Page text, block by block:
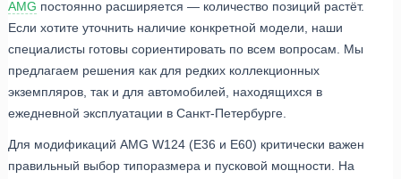
AMG постоянно расширяется — количество позиций растёт.
Если хотите уточнить наличие конкретной модели, наши
специалисты готовы сориентировать по всем вопросам. Мы
предлагаем решения как для редких коллекционных
экземпляров, так и для автомобилей, находящихся в
ежедневной эксплуатации в Санкт-Петербурге.
Для модификаций AMG W124 (E36 и E60) критически важен
правильный выбор типоразмера и пусковой мощности. На